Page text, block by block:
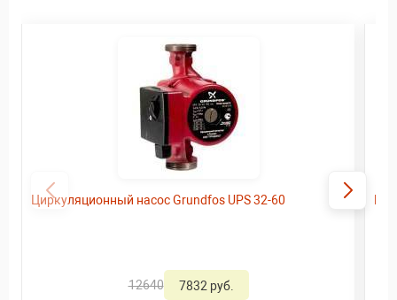
Циркуляционный насос Grundfos UPS 32-60
12640 7832 руб.